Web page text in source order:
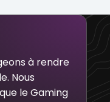
à rendre
Nous
le Gaming